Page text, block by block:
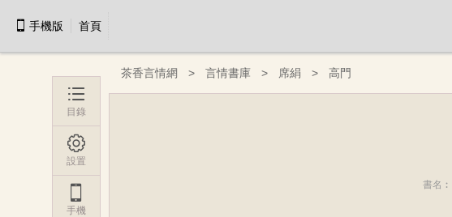
手機版 首頁
茶香言情網 言情書庫 席絹 高門
書名︰

目錄

設置
手機